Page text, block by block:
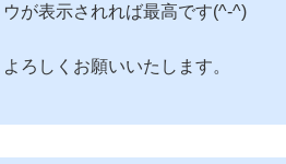
ウが表示されれば最高です(^-^)
よろしくお願いいたします。